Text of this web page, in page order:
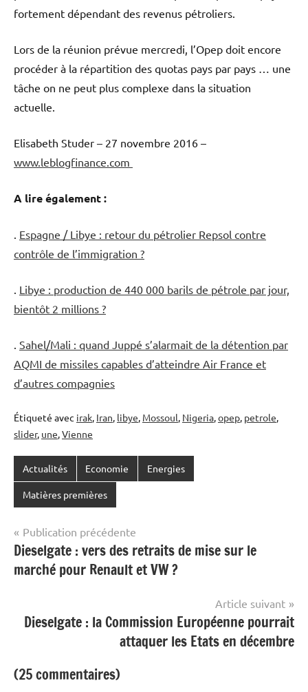
fortement dépendant des revenus pétroliers.
Lors de la réunion prévue mercredi, l’Opep doit encore
procéder à la répartition des quotas pays par pays … une
tâche on ne peut plus complexe dans la situation
actuelle.
Elisabeth Studer – 27 novembre 2016 –
www.leblogfinance.com
A lire également :
Espagne / Libye : retour du pétrolier Repsol contre
contrôle de l’immigration ?
Libye : production de 440 000 barils de pétrole par jour,
bientôt 2 millions ?
Sahel/Mali : quand Juppé s’alarmait de la détention par
AQMI de missiles capables d’atteindre Air France et
d’autres compagnies
Étiqueté avec irak, Iran, libye, Mossoul, Nigeria,opep, petrole,
slider, une,Vienne
Actualités Economie Energies
Matières premières
Navigation
de
l’article
Publication précédente
Dieselgate : vers des retraits de mise sur le
marché pour Renault et VW ?
Article suivant
Dieselgate : la Commission Européenne pourrait
attaquer les Etats en décembre
(25 commentaires)